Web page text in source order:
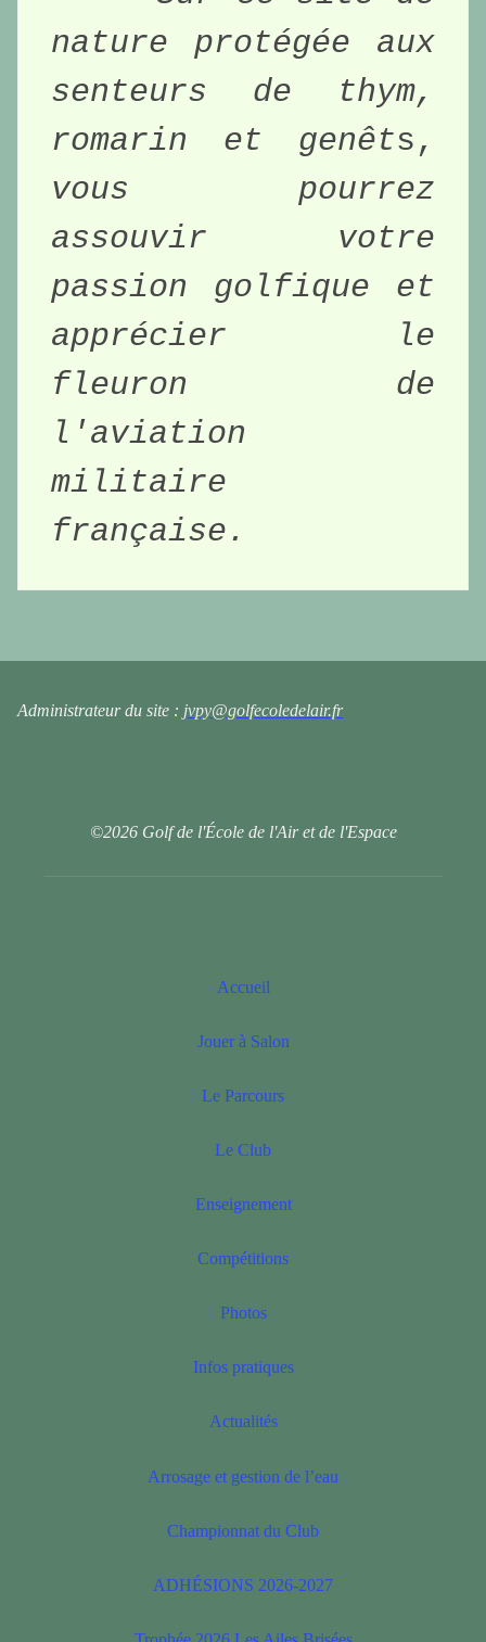
nature protégée aux
senteurs de thym,
romarin et genêts,
vous pourrez
assouvir votre
passion golfique et
apprécier le
fleuron de
l'aviation
militaire
française.
Administrateur du site : jvpy@golfecoledelair.fr
©2026 Golf de l'École de l'Air et de l'Espace
Accueil
Jouer à Salon
Le Parcours
Le Club
Enseignement
Compétitions
Photos
Infos pratiques
Actualités
Arrosage et gestion de l’eau
Championnat du Club
ADHÉSIONS 2026-2027